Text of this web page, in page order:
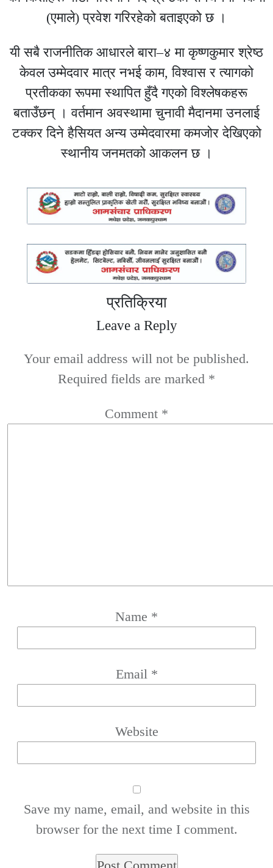
(एमाले) प्रवेश गरिरहेको बताइएको छ ।
यी सबै राजनीतिक आधारले बारा–४ मा कृष्णकुमार श्रेष्ठ
केवल उम्मेदवार मात्र नभई काम, विश्वास र त्यागको
प्रतीकका रूपमा स्थापित हुँदै गएको विश्लेषकहरू
बताउँछन् । वर्तमान अवस्थामा चुनावी मैदानमा उनलाई
टक्कर दिने हैसियत अन्य उम्मेदवारमा कमजोर देखिएको
स्थानीय जनमतको आकलन छ ।
प्रतिक्रिया
Leave a Reply
Your email address will not be published.
Required fields are marked *
Comment *
Name *
Email *
Website
Save my name, email, and website in this
browser for the next time I comment.